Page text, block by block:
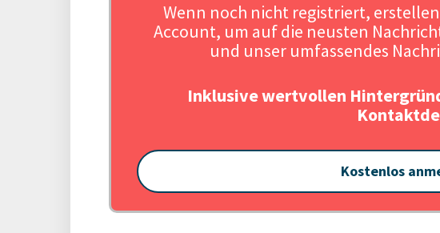
Wenn noch nicht registriert,
Account, um auf die neusten
und unser umfassendes
Inklusive wertvollen
Kostenlos